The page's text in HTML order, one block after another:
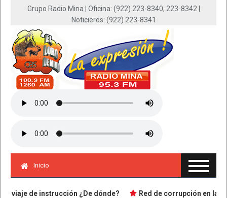
Grupo Radio Mina | Oficina: (922) 223-8340, 223-8342 |
Noticieros: (922) 223-8341
Inicio
de instrucción ¿De dónde? Red de corrupción en la